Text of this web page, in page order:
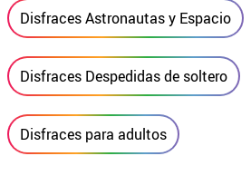
Disfraces Astronautas y Espacio
Disfraces Despedidas de soltero
Disfraces para adultos